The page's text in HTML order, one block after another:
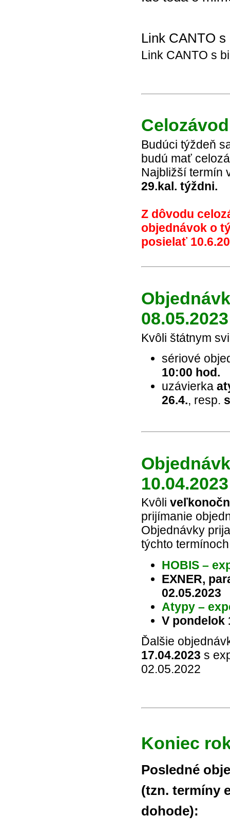
Link CANTO
Link CANTO s
Budúci týždeň
budú mať
Najbližší termín
29.kal. týždni.
Z dôvodu
objednávok o
posielať
08.05.2023
Kvôli štátnym
sériové
10:00 hod.
uzávierka
26.4., resp.
10.04.2023
Kvôli
prijímanie
Objednávky
týchto
HOBIS –
EXNER,
02.05.2023
Atypy –
V pondelok
Ďalšie
17.04.2023 s
02.05.2022
Koniec
Posledné
(tzn. termíny
dohode):